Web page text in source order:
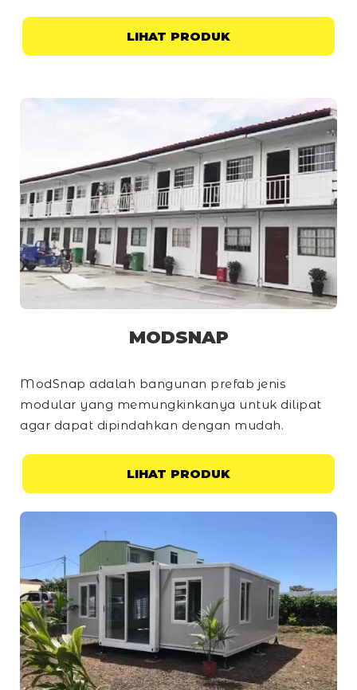
LIHAT PRODUK
MODSNAP
ModSnap adalah bangunan prefab jenis
modular yang memungkinkanya untuk dilipat
agar dapat dipindahkan dengan mudah.
LIHAT PRODUK